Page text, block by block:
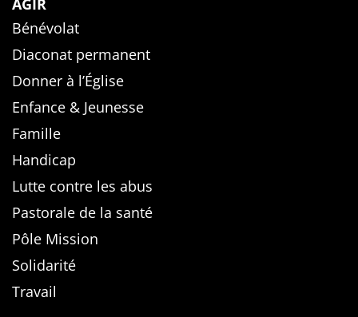
Bénévolat
Diaconat permanent
Donner à l’Église
Enfance & Jeunesse
Famille
Handicap
Lutte contre les abus
Pastorale de la santé
Pôle Mission
Solidarité
Travail